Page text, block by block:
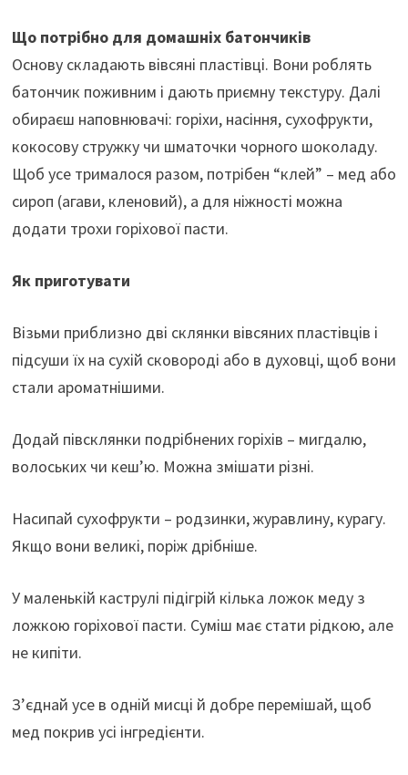
Що потрібно для домашніх батончиків
Основу складають вівсяні пластівці. Вони роблять
батончик поживним і дають приємну текстуру. Далі
обираєш наповнювачі: горіхи, насіння, сухофрукти,
кокосову стружку чи шматочки чорного шоколаду.
Щоб усе трималося разом, потрібен “клей” – мед або
сироп (агави, кленовий), а для ніжності можна
додати трохи горіхової пасти.
Як приготувати
Візьми приблизно дві склянки вівсяних пластівців і
підсуши їх на сухій сковороді або в духовці, щоб вони
стали ароматнішими.
Додай півсклянки подрібнених горіхів – мигдалю,
волоських чи кеш’ю. Можна змішати різні.
Насипай сухофрукти – родзинки, журавлину, курагу.
Якщо вони великі, поріж дрібніше.
У маленькій каструлі підігрій кілька ложок меду з
ложкою горіхової пасти. Суміш має стати рідкою, але
не кипіти.
З’єднай усе в одній мисці й добре перемішай, щоб
мед покрив усі інгредієнти.